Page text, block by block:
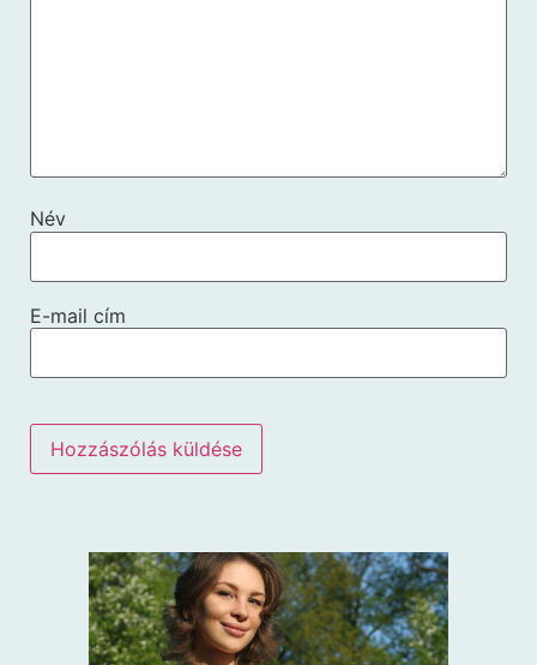
Név
E-mail cím